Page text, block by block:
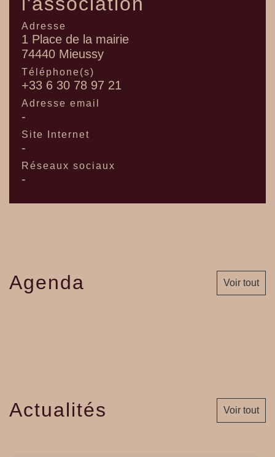
Adresse
1 Place de la mairie
74440 Mieussy
Téléphone(s)
+33 6 30 78 97 21
Adresse email
-
Site Internet
-
Réseaux sociaux
-
Agenda Voir tout
Actualités Voir tout